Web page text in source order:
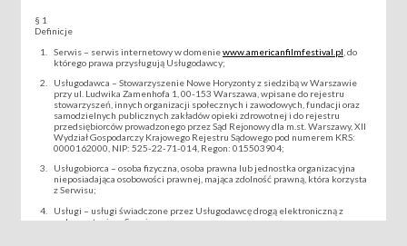
§ 1
Definicje
Serwis – serwis internetowy w domeniewww.americanfilmfestival.pl , do
którego prawa przysługują Usługodawcy;
Usługodawca – Stowarzyszenie Nowe Horyzonty z siedzibą w Warszawie
przy ul. Ludwika Zamenhofa 1, 00-153 Warszawa, wpisane do rejestru
stowarzyszeń, innych organizacji społecznych i zawodowych, fundacji oraz
samodzielnych publicznych zakładów opieki zdrowotnej i do rejestru
przedsiębiorców prowadzonego przez Sąd Rejonowy dla m.st. Warszawy, XII
Wydział Gospodarczy Krajowego Rejestru Sądowego pod numerem KRS:
0000162000, NIP: 525-22-71-014, Regon: 015503904;
Usługobiorca – osoba fizyczna, osoba prawna lub jednostka organizacyjna
nieposiadająca osobowości prawnej, mająca zdolność prawną, która korzysta
z Serwisu;
Usługi – usługi świadczone przez Usługodawcę drogą elektroniczną z
wykorzystaniem Serwisu;